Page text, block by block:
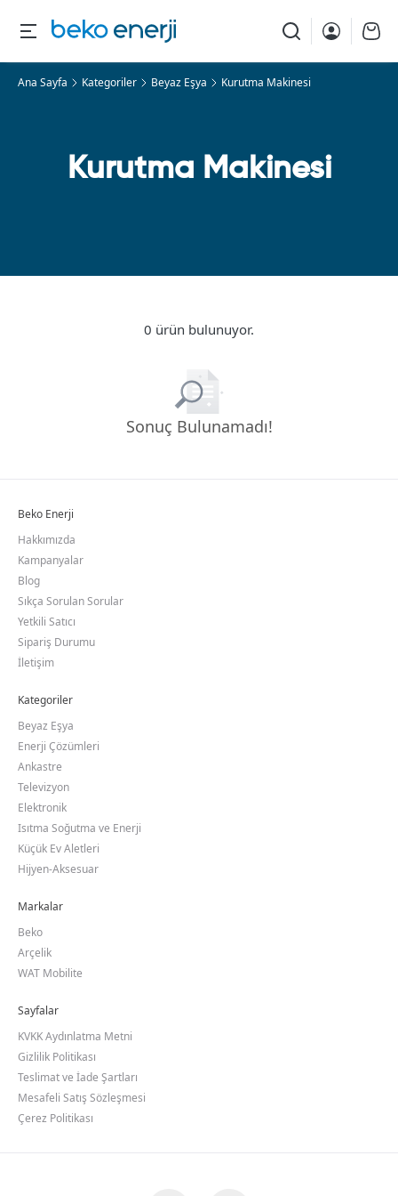
Ana Sayfa Kategoriler Beyaz Eşya Kurutma Makinesi
Kurutma Makinesi
0 ürün bulunuyor.
Sonuç Bulunamadı!
Beko Enerji
Hakkımızda
Kampanyalar
Blog
Sıkça Sorulan Sorular
Yetkili Satıcı
Sipariş Durumu
İletişim
Kategoriler
Beyaz Eşya
Enerji Çözümleri
Ankastre
Televizyon
Elektronik
Isıtma Soğutma ve Enerji
Küçük Ev Aletleri
Hijyen-Aksesuar
Markalar
Beko
Arçelik
WAT Mobilite
Sayfalar
KVKK Aydınlatma Metni
Gizlilik Politikası
Teslimat ve İade Şartları
Mesafeli Satış Sözleşmesi
Çerez Politikası